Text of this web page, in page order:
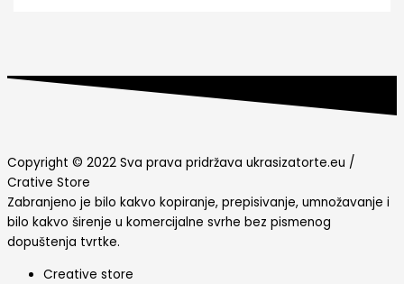
Copyright © 2022 Sva prava pridržava ukrasizatorte.eu /
Crative Store
Zabranjeno je bilo kakvo kopiranje, prepisivanje, umnožavanje i
bilo kakvo širenje u komercijalne svrhe bez pismenog
dopuštenja tvrtke.
Creative store